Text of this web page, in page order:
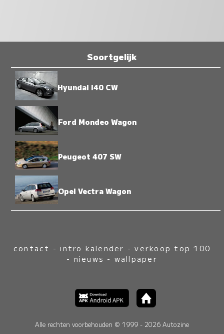
Soortgelijk
Hyundai i40 CW
Ford Mondeo Wagon
Peugeot 407 SW
Opel Vectra Wagon
contact -intro kalender -verkoop top 100
- nieuws - wallpaper
Alle rechten voorbehouden © 1999 - 2026 Autozine